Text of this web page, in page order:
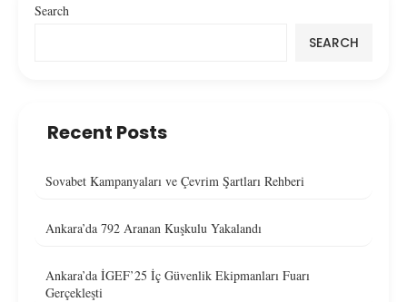
Search
SEARCH
Recent Posts
Sovabet Kampanyaları ve Çevrim Şartları Rehberi
Ankara’da 792 Aranan Kuşkulu Yakalandı
Ankara’da İGEF’25 İç Güvenlik Ekipmanları Fuarı
Gerçekleşti